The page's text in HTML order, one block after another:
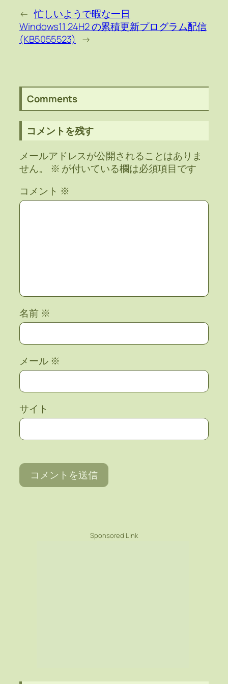
← 忙しいようで暇な一日
Windows11 24H2 の累積更新プログラム配信
(KB5055523)
→
Comments
コメントを残す
メールアドレスが公開されることはありま
せん。
※ が付いている欄は必須項目です
コメント ※
名前 ※
メール ※
サイト
Sponsored Link